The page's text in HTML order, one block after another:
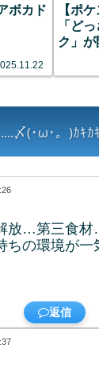
ボカド
【ポ
「ど
ク」
イテ
みんな
....〆(･ω･。)ｶｷｶ
放…第三食
ちの環境が
返信